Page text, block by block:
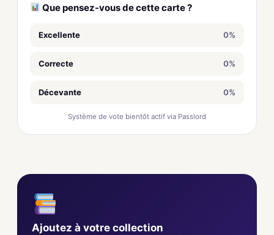
Que pensez-vous de cette carte ?
Excellente 0%
Correcte 0%
Décevante 0%
Système de vote bientôt actif via Passlord
Ajoutez à votre collection